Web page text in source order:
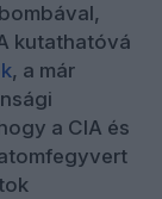
kutathatóvá
, a már
a CIA és